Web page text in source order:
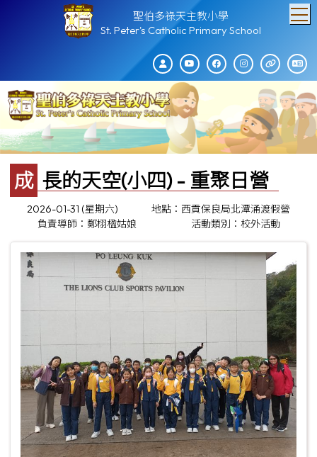
聖伯多祿天主教小學
St. Peter's Catholic Primary School
成長的天空(小四) - 重聚日營
2026-01-31 (星期六)
地點：西貢保良局北潭涌渡假營
負責導師：鄭栩楹姑娘
活動類別：校外活動